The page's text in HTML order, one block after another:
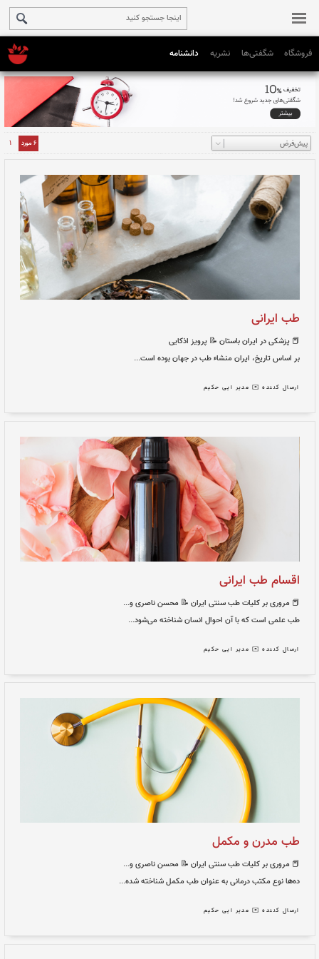
فروشگاه شگفتی‌ها نشریه دانشنامه
6 مورد
📝 پرويز اذكایی
طب در جهان بوده است...
ایران 📝 محسن ناصری و...
انسان شناخته می‌شود...